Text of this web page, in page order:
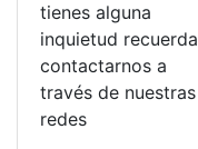
tienes alguna
inquietud recuerda
contactarnos a
través de nuestras
redes